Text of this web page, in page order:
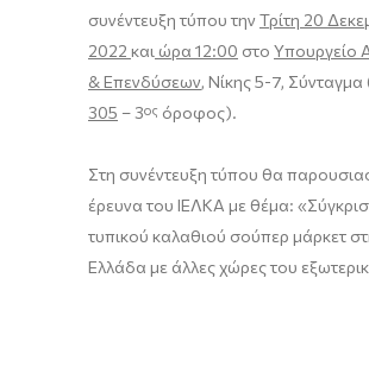
συνέντευξη τύπου την Τρίτη 20
2022 και ώρα 12:00 στο Υπουργείο
& Επενδύσεων, Νίκης 5-7, Σύνταγμα
305 – 3ος όροφος).
Στη συνέντευξη τύπου θα
έρευνα του ΙΕΛΚΑ με θέμα:
τυπικού καλαθιού σούπερ μάρκετ
Ελλάδα με άλλες χώρες του